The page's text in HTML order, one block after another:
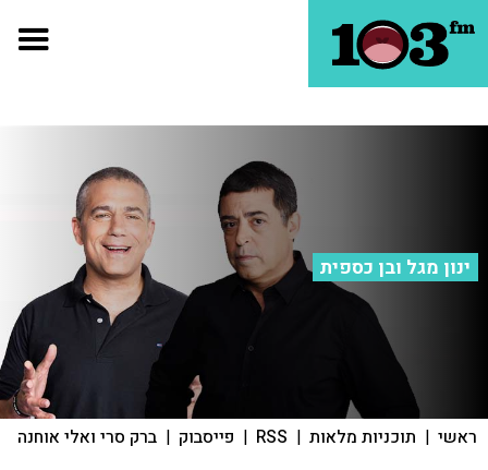
ינון מגל ובן כספית
ראשי | תוכניות מלאות |
RSS
| פייסבוק | ברק סרי ואלי אוחנה